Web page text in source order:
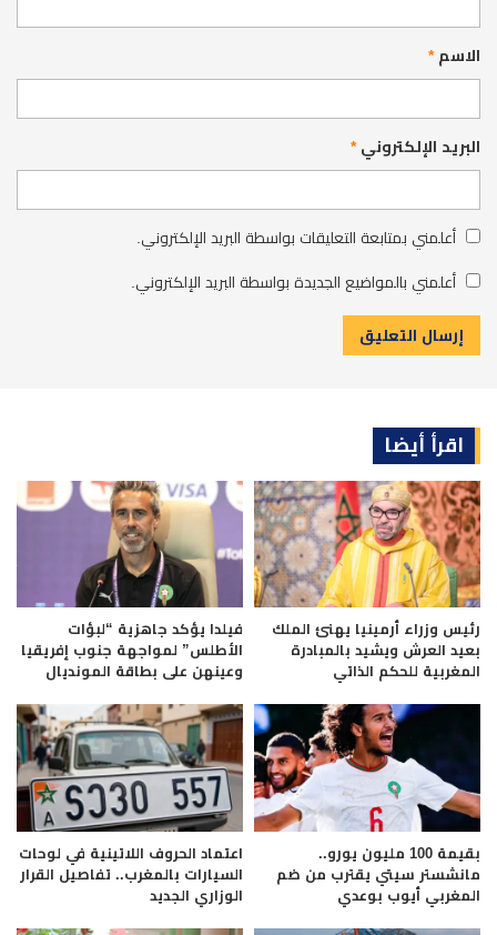
الاسم*
البريد الإلكتروني*
أعلمني بمتابعة التعليقات بواسطة البريد الإلكتروني.
أعلمني بالمواضيع الجديدة بواسطة البريد الإلكتروني.
اقرأ أيضا
رئيس وزراء أرمينيا يهنئ الملك
بعيد العرش ويشيد بالمبادرة
المغربية للحكم الذاتي
فيلدا يؤكد جاهزية “لبؤات
الأطلس” لمواجهة جنوب إفريقيا
وعينهن على بطاقة المونديال
بقيمة 100 مليون يورو..
مانشستر سيتي يقترب من ضم
المغربي أيوب بوعدي
اعتماد الحروف اللاتينية في لوحات
السيارات بالمغرب.. تفاصيل القرار
الوزاري الجديد